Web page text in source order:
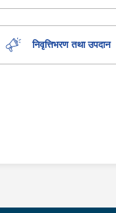
निवृत्तिभरण तथा उपदान